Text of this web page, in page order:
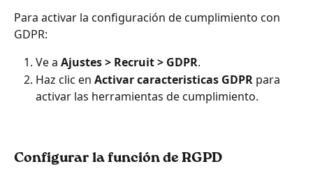
Para activar la configuración de cumplimiento con
GDPR:
Ve a Ajustes > Recruit > GDPR.
Haz clic en Activar caracteristicas GDPR para
activar las herramientas de cumplimiento.
Configurar la función de RGPD